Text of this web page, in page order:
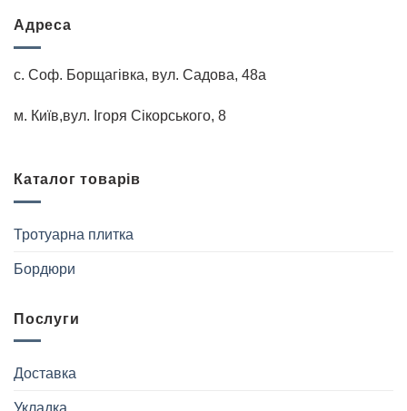
Адреса
с. Соф. Борщагівка, вул. Садова, 48а
м. Київ,вул. Iгоря Сiкорського, 8
Каталог товарів
Тротуарна плитка
Бордюри
Послуги
Доставка